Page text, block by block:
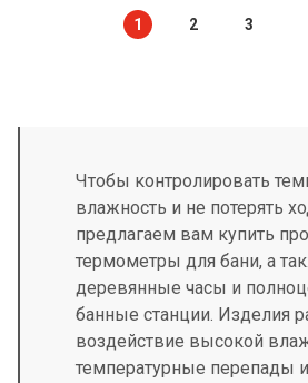
1 2 3
Чтобы контролировать
влажность и не потерять
предлагаем вам купить
термометры для бани, а
деревянные часы и
банные станции. Изделия
воздействие высокой
температурные перепады